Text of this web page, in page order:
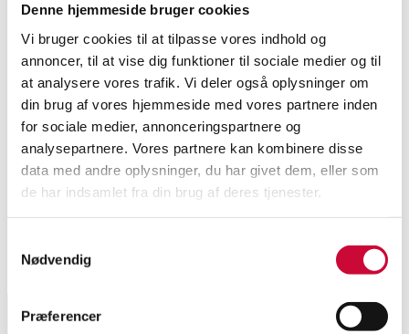
Denne hjemmeside bruger cookies
Vi bruger cookies til at tilpasse vores indhold og
annoncer, til at vise dig funktioner til sociale medier og til
at analysere vores trafik. Vi deler også oplysninger om
din brug af vores hjemmeside med vores partnere inden
for sociale medier, annonceringspartnere og
analysepartnere. Vores partnere kan kombinere disse
data med andre oplysninger, du har givet dem, eller som
de har indsamlet fra din brug af deres tjenester.
Nødvendig
Præferencer
Ægte tæpper
Persisk Sarough, 400x292 cm.
SHOWROOM
Roskilde
VURDERING
DKK 5.000
VARENUMMER
6500617
Beskrivelse